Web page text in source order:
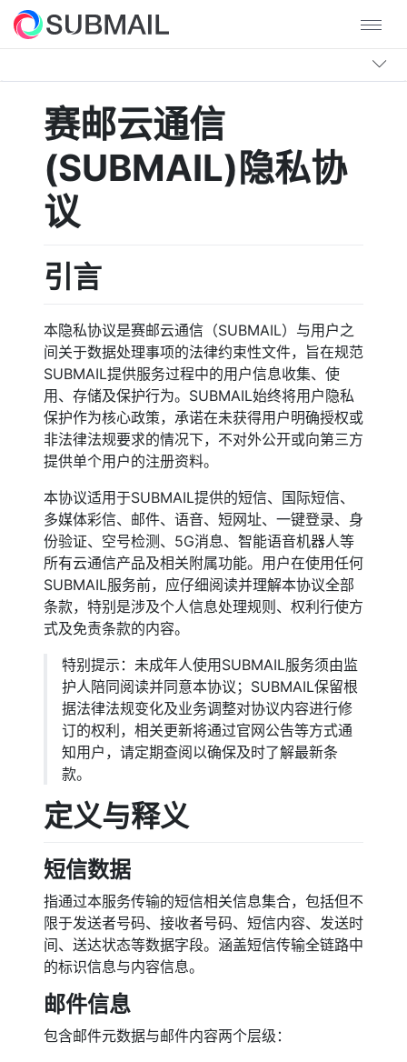
赛邮云通信
(SUBMAIL)隐私协
议
引言
本隐私协议是赛邮云通信（SUBMAIL）与用户之
间关于数据处理事项的法律约束性文件，旨在规范
SUBMAIL提供服务过程中的用户信息收集、使
用、存储及保护行为。SUBMAIL始终将用户隐私
保护作为核心政策，承诺在未获得用户明确授权或
非法律法规要求的情况下，不对外公开或向第三方
提供单个用户的注册资料。
本协议适用于SUBMAIL提供的短信、国际短信、
多媒体彩信、邮件、语音、短网址、一键登录、身
份验证、空号检测、5G消息、智能语音机器人等
所有云通信产品及相关附属功能。用户在使用任何
SUBMAIL服务前，应仔细阅读并理解本协议全部
条款，特别是涉及个人信息处理规则、权利行使方
式及免责条款的内容。
特别提示：未成年人使用SUBMAIL服务须由监
护人陪同阅读并同意本协议；SUBMAIL保留根
据法律法规变化及业务调整对协议内容进行修
订的权利，相关更新将通过官网公告等方式通
知用户，请定期查阅以确保及时了解最新条
款。
定义与释义
短信数据
指通过本服务传输的短信相关信息集合，包括但不
限于发送者号码、接收者号码、短信内容、发送时
间、送达状态等数据字段。涵盖短信传输全链路中
的标识信息与内容信息。
邮件信息
包含邮件元数据与邮件内容两个层级：